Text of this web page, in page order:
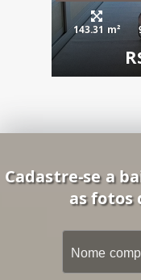
143.31 m²
Cadastre-se a
as fotos